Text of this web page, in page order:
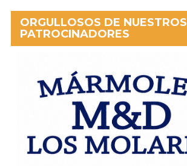
ORGULLOSOS DE NUESTROS
PATROCINADORES